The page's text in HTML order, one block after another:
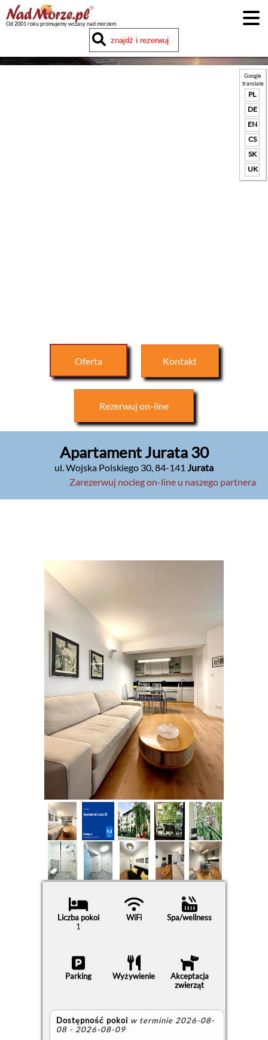
Od 2001 roku promujemy wczasy nad morzem
Google
translate
PL
DE
EN
CS
SK
UK
Oferta Kontakt
Rezerwuj on-line
Apartament Jurata 30
ul. Wojska Polskiego 30,84-141 Jurata
Zarezerwuj nocleg on-line u naszego partnera
Liczba pokoi
1
WiFi Spa/wellness
Parking Wyżywienie
Akceptacja
zwierząt
Dostępność pokoi w terminie 2026-08-
08 - 2026-08-09